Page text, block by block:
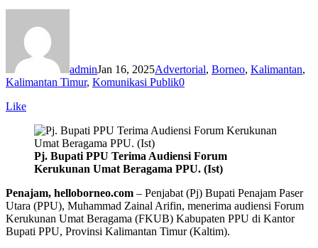
adminJan 16, 2025Advertorial, Borneo, Kalimantan,
Kalimantan Timur, Komunikasi Publik0
Like
Pj. Bupati PPU Terima Audiensi Forum
Kerukunan Umat Beragama PPU. (Ist)
Penajam, helloborneo.com – Penjabat (Pj) Bupati Penajam Paser
Utara (PPU), Muhammad Zainal Arifin, menerima audiensi Forum
Kerukunan Umat Beragama (FKUB) Kabupaten PPU di Kantor
Bupati PPU, Provinsi Kalimantan Timur (Kaltim).